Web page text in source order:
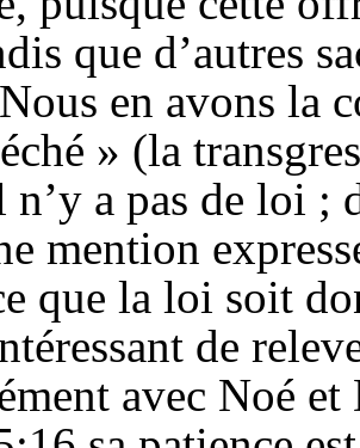
que d’autres
en avons la
» (la
n’y a pas de loi ;
mention
que la loi soit
de
avec Noé